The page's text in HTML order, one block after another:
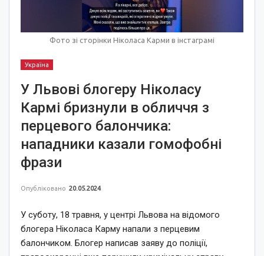
Фото зі сторінки Ніколаса Карми в інстаграмі
Україна
У Львові блогеру Ніколасу
Кармі бризнули в обличчя з
перцевого балончика:
нападники казали гомофобні
фрази
Опубліковано 20.05.2024
У суботу, 18 травня, у центрі Львова на відомого
блогера Ніколаса Карму напали з перцевим
балончиком. Блогер написав заяву до поліції,